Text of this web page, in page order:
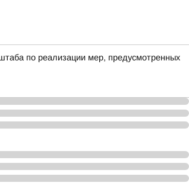
по реализации мер, предусмотренных